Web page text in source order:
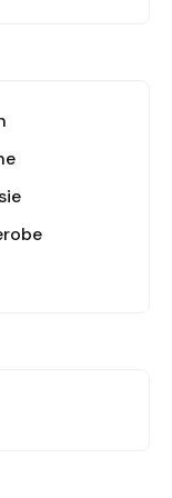
Ausstattung
bis zum